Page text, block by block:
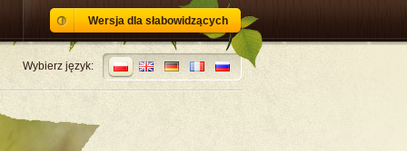
Wybierz język:
Wersja dla słabowidzących